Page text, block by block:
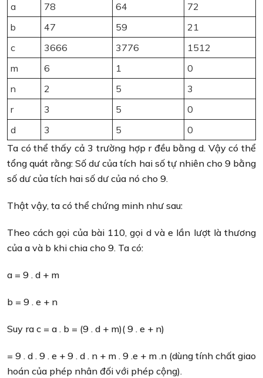
a 78 64
72
b
47 59
21
c
3666 3776
1512
m
6 1
0
n
2 5
3
r
3 5
0
d
3 5
0
Ta có thể thấy cả 3 trường hợp r đều bằng d. Vậy có thể
tổng quát rằng: Số dư của tích hai số tự nhiên cho 9 bằng
số dư của tích hai số dư của nó cho 9.
Thật vậy, ta có thể chứng minh như sau:
Theo cách gọi của bài 110, gọi d và e lần lượt là thương
của a và b khi chia cho 9. Ta có:
a = 9 . d + m
b = 9 . e + n
Suy ra c = a . b = (9 . d + m)( 9 . e + n)
= 9 . d . 9 . e + 9 . d . n + m . 9 .e + m .n (dùng tính chất giao
hoán của phép nhân đối với phép cộng).